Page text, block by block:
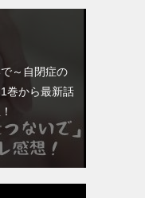
～自閉症の
巻から最新話